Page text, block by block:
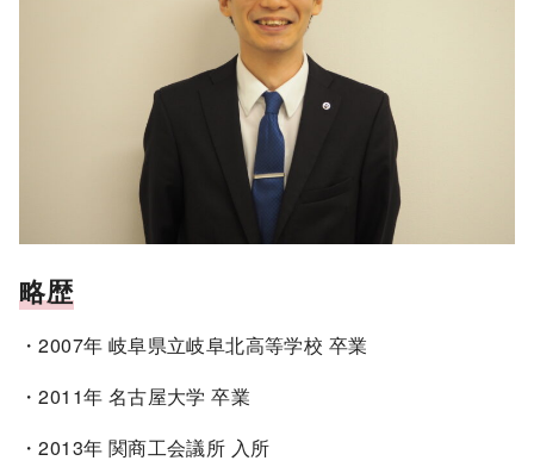
略歴
・2007年 岐阜県立岐阜北高等学校 卒業
・2011年 名古屋大学 卒業
・2013年 関商工会議所 入所